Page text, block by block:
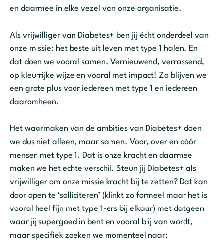
en daarmee in elke vezel van onze organisatie.
Als vrijwilliger van Diabetes+ ben jij écht onderdeel van
onze missie: het beste uit leven met type 1 halen. En
dat doen we vooral samen. Vernieuwend, verrassend,
op kleurrijke wijze en vooral met impact! Zo blijven we
een grote plus voor iedereen met type 1 en iedereen
daaromheen.
Het waarmaken van de ambities van Diabetes+ doen
we dus niet alleen, maar samen. Voor, over en dóór
mensen met type 1. Dat is onze kracht en daarmee
maken we het echte verschil. Steun jij Diabetes+ als
vrijwilliger om onze missie kracht bij te zetten? Dat kan
door open te ‘solliciteren’ (klinkt zo formeel maar het is
vooral heel fijn met type 1-ers bij elkaar) met datgeen
waar jij supergoed in bent en vooral blij van wordt,
maar specifiek zoeken we momenteel naar: